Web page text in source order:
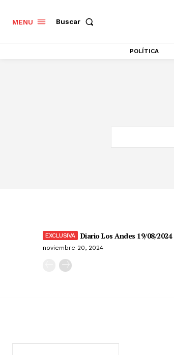
MENU Buscar
POLÍTICA
Diario Los Andes 19/08/2024
noviembre 20, 2024